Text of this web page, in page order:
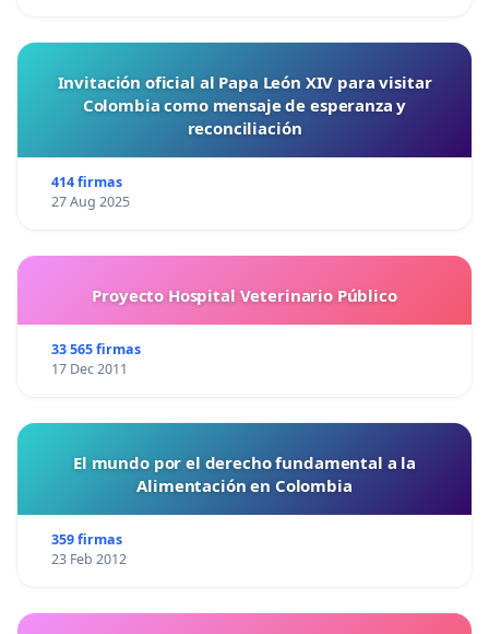
Invitación oficial al Papa León XIV para visitar
Colombia como mensaje de esperanza y
reconciliación
414 firmas
27 Aug 2025
Proyecto Hospital Veterinario Público
33 565 firmas
17 Dec 2011
El mundo por el derecho fundamental a la
Alimentación en Colombia
359 firmas
23 Feb 2012